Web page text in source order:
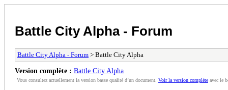
Battle City Alpha - Forum
Battle City Alpha - Forum > Battle City Alpha
Version complète : Battle City Alpha
Vous consultez actuellement la version basse qualité d’un document. Voir la version complète avec le